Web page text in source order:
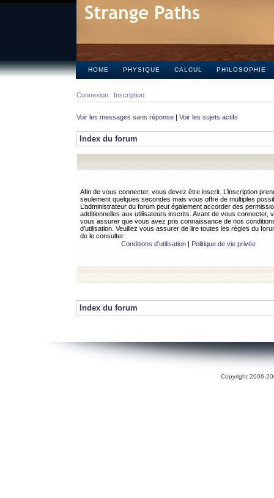
HOME PHYSIQUE CALCUL PHILOSOPHIE
Connexion Inscription
Voir les messages sans réponse | Voir les sujets actifs
Index du forum
Afin de vous connecter, vous devez être inscrit. L’inscription
seulement quelques secondes mais vous offre de multiples
L’administrateur du forum peut également accorder des
additionnelles aux utilisateurs inscrits. Avant de vous connecter,
vous assurer que vous avez pris connaissance de nos
d’utilisation. Veuillez vous assurer de lire toutes les règles du
de le consulter.
Conditions d’utilisation| Politique de vie privée
Index du forum
Copyright 2006-